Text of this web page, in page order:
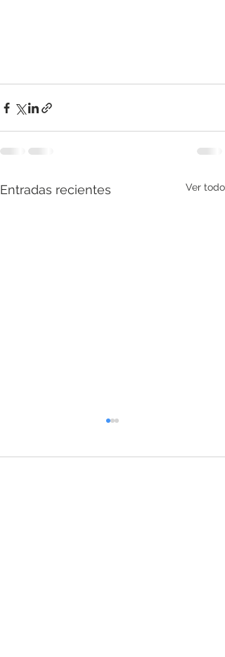
Entradas recientes Ver todo